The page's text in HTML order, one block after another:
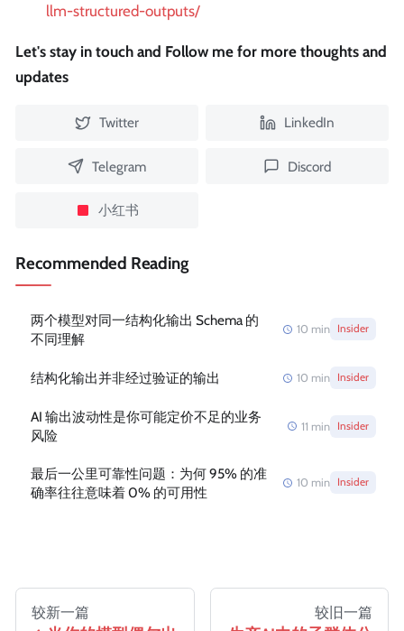
llm-structured-outputs/
Let's stay in touch and Follow me for more thoughts and
updates
Twitter LinkedIn
Telegram Discord
小红书
Recommended Reading
两个模型对同一结构化输出 Schema 的
不同理解
10 min Insider
结构化输出并非经过验证的输出 10 min Insider
AI 输出波动性是你可能定价不足的业务
风险
11 min Insider
最后一公里可靠性问题：为何 95% 的准
确率往往意味着 0% 的可用性
10 min Insider
较新一篇 较旧一篇